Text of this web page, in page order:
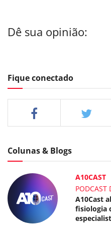
Dê sua opinião:
Fique conectado
Colunas & Blogs
A10CAST
PODCAST
A10Cast
fisiologia